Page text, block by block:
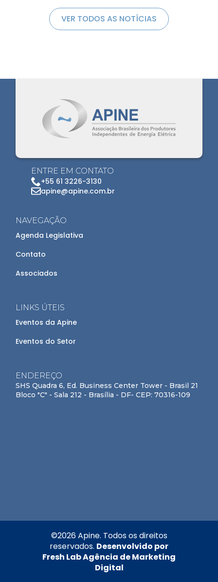
VER TODOS AS NOTÍCIAS
ENTRE EM CONTATO
+55 61 3226-3130
apine@apine.com.br
NAVEGAÇÃO
Agenda Legislativa
Contato
Associados
LINKS ÚTEIS
Eventos da Apine
Eventos do Setor
ENDEREÇO
SHS Quadra 6, Ed. Business Center Tower - Brasil 21
Bloco "C" - Sala 212 - Brasília - DF- CEP: 70316-109
©2026Apine. Todos os direitos
reservados. Desenvolvido por
Fresh Lab Agência de Marketing
Digital